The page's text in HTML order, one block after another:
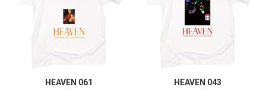
HEAVEN 061 HEAVEN 043